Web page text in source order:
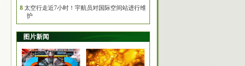
8 太空行走近7小时！宇航员对国际空间站进行维
护
图片新闻